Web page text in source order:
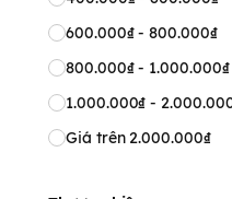
600.000₫ - 800.000₫
800.000₫ - 1.000.000₫
1.000.000₫ -
Giá trên 2.000.000₫